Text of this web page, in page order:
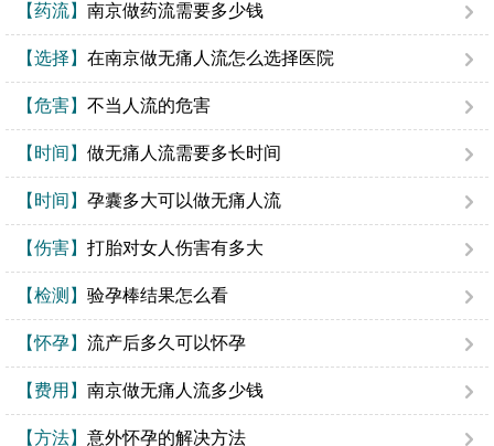
【药流】 南京做药流需要多少钱
【选择】 在南京做无痛人流怎么选择医院
【危害】 不当人流的危害
【时间】 做无痛人流需要多长时间
【时间】 孕囊多大可以做无痛人流
【伤害】 打胎对女人伤害有多大
【检测】 验孕棒结果怎么看
【怀孕】 流产后多久可以怀孕
【费用】 南京做无痛人流多少钱
【方法】 意外怀孕的解决方法